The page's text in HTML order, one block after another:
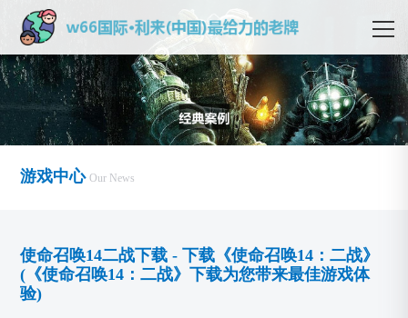
游戏中心 Our News
使命召唤14二战下载 - 下载《使命召唤14：二战》
(《使命召唤14：二战》下载为您带来最佳游戏体
验)